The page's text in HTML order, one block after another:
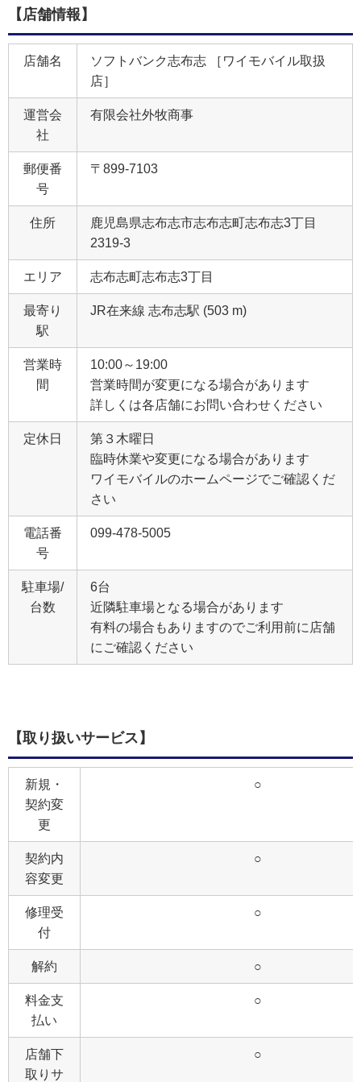
【店舗情報】
店舗名
ソフトバンク志布志 ［ワイモバイル取扱
店］
運営会
社
有限会社外牧商事
郵便番
号
〒899-7103
住所
鹿児島県志布志市志布志町志布志3丁目
2319‐3
エリア 志布志町志布志3丁目
最寄り
駅
JR在来線 志布志駅 (503 m)
営業時
間
10:00～19:00
営業時間が変更になる場合があります
詳しくは各店舗にお問い合わせください
定休日
第３木曜日
臨時休業や変更になる場合があります
ワイモバイルのホームページでご確認くだ
さい
電話番
号
099-478-5005
駐車場/
台数
6台
近隣駐車場となる場合があります
有料の場合もありますのでご利用前に店舗
にご確認ください
【取り扱いサービス】
新規・
契約変
更
○
契約内
容変更
○
修理受
付
○
解約 ○
料金支
払い
○
店舗下
取りサ
○